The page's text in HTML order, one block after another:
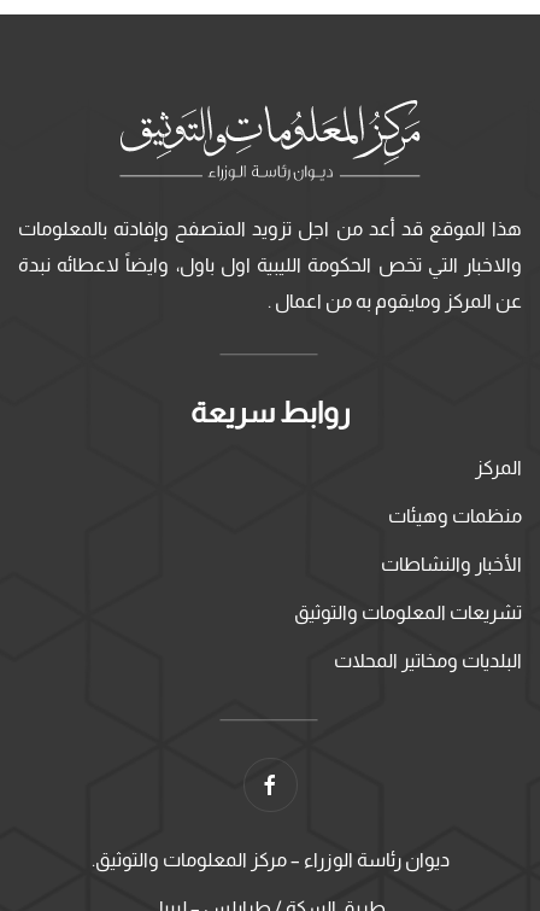
هذا الموقع قد أعد من اجل تزويد المتصفح وإفادته بالمعلومات
والاخبار التي تخص الحكومة الليبية اول باول، وايضاً لاعطائه نبدة
عن المركز ومايقوم به من اعمال .
روابط سريعة
المركز
منظمات وهيئات
الأخبار والنشاطات
تشريعات المعلومات والتوثيق
البلديات ومخاتير المحلات
ديوان رئاسة الوزراء – مركز المعلومات والتوثيق.